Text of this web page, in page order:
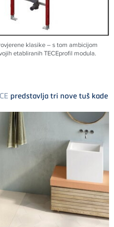
klasike – s tom ambicijom
etabliranihTECEprofil modula.
predstavlja tri nove tuš kade